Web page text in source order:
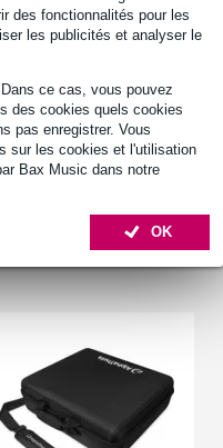
des fonctionnalités pour les
les publicités et analyser le
ce cas, vous pouvez
des cookies quels cookies
pas enregistrer. Vous
sur les cookies et l'utilisation
Bax Music dans notre
OK